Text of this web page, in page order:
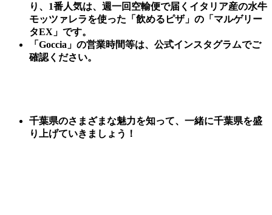
り、1番人気は、週一回空輸便で届くイタリア産の水牛
モッツァレラを使った 「飲めるピザ」の「マルゲリー
タEX」です。
「Goccia」の営業時間等は、公式インスタグラムでご
確認ください。
千葉県のさまざまな魅力を知って、一緒に千葉県を盛
り上げていきましょう！